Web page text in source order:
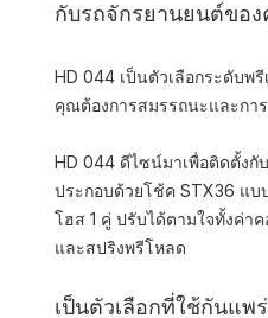
กับรถจักรยานยนต์ขอ
HD 044 เป็นตัวเลือกระดับพ
คุณต้องการสมรรถนะและกา
HD 044 ดีไซน์มาเพื่อติดตั้งกั
ประกอบด้วยโช้ค STX36 แบ
โฮส 1 คู่ ปรับได้ตามใจทั้งค่า
และสปริงพรีโหลด
เป็นตัวเลือกที่ใช้กันแพ